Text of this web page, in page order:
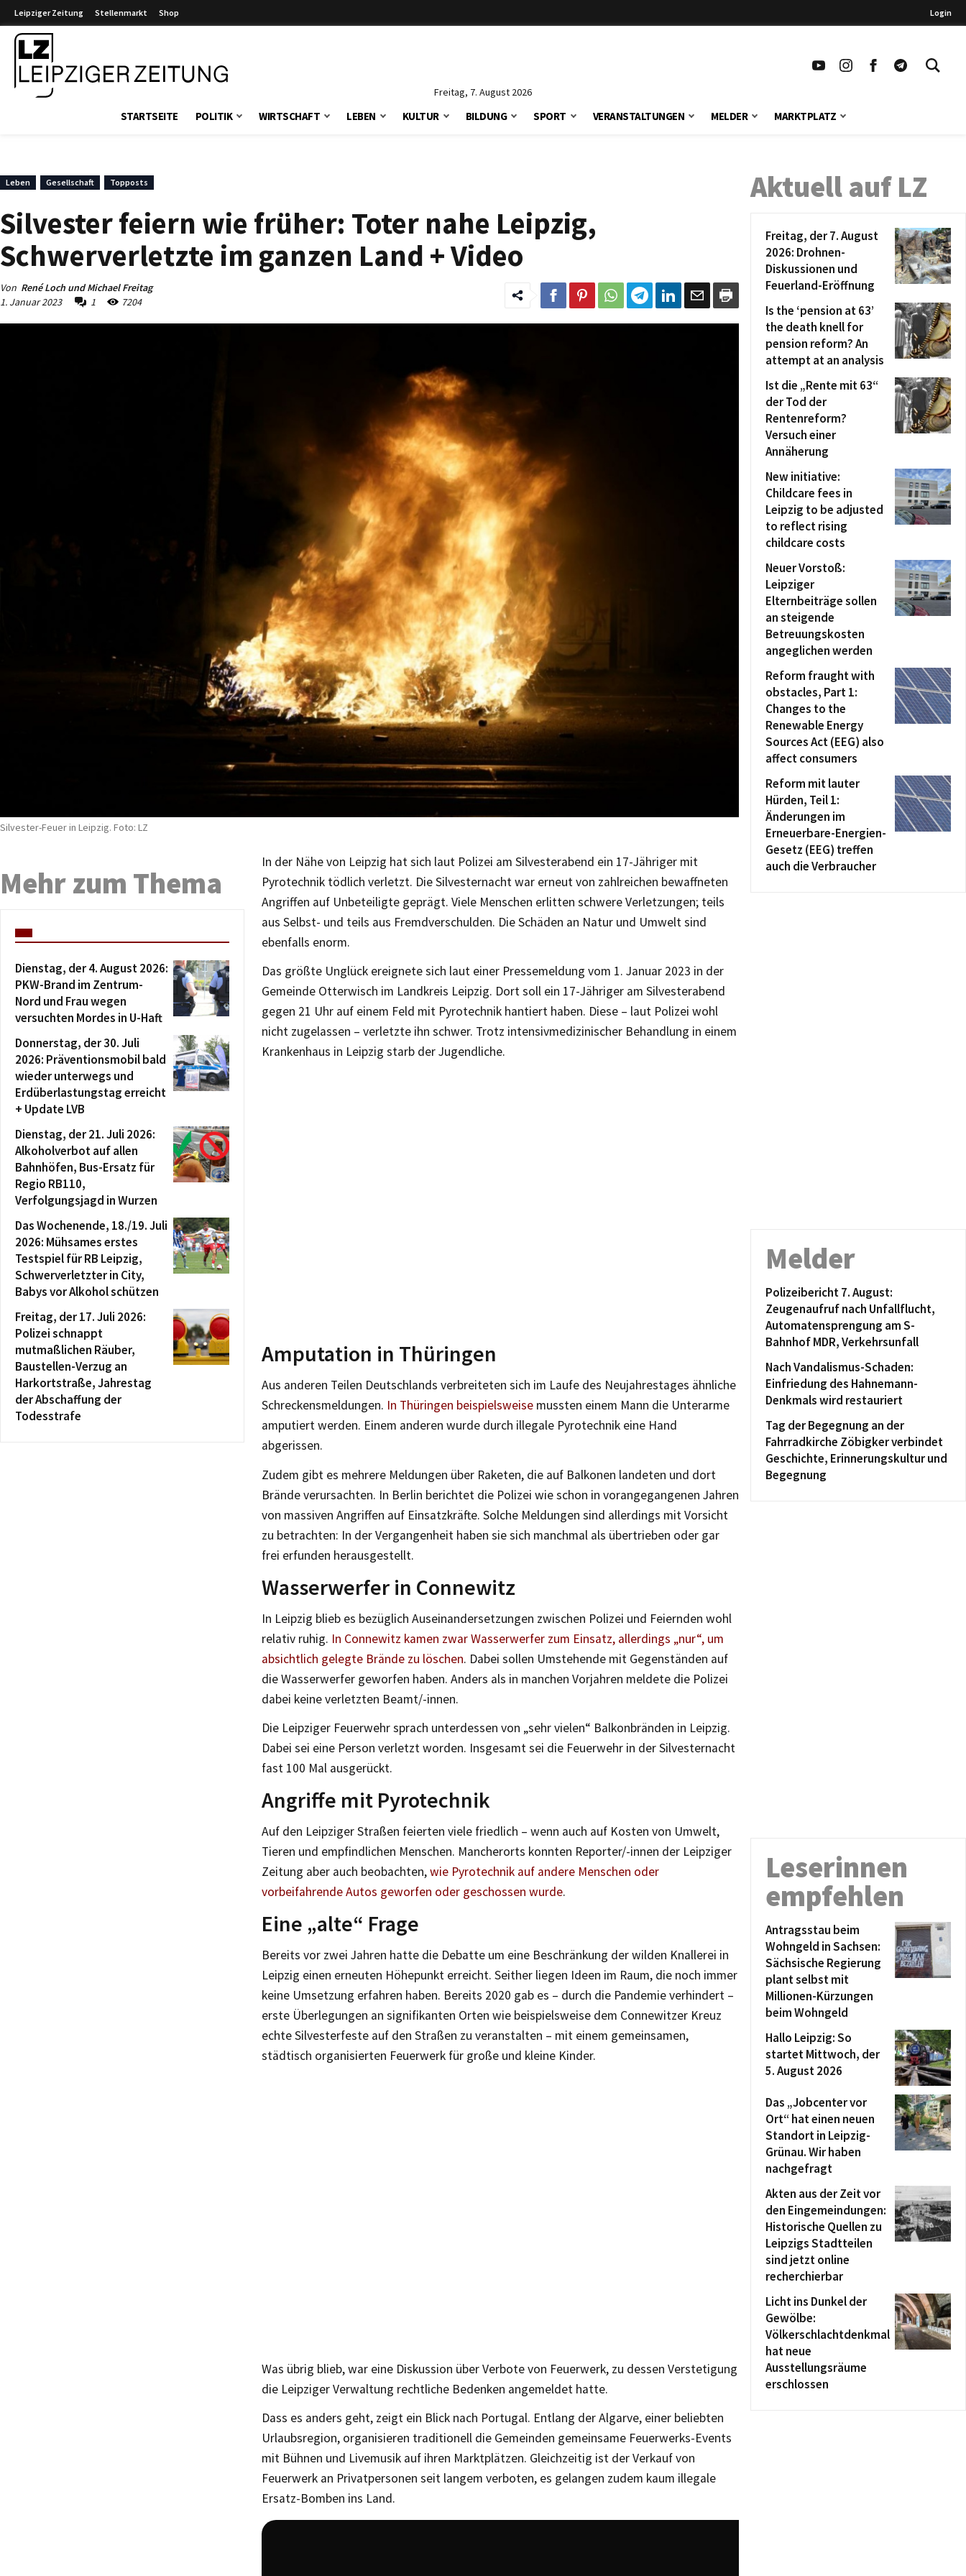
Leipziger Zeitung Stellenmarkt Shop Login
Freitag, 7. August 2026
STARTSEITE POLITIK WIRTSCHAFT LEBEN KULTUR BILDUNG SPORT VERANSTALTUNGEN MELDER MARKTPLATZ
Leben Gesellschaft Topposts
Silvester feiern wie früher: Toter nahe Leipzig,
Schwerverletzte im ganzen Land + Video
Von René Loch und Michael Freitag
1. Januar 2023
1 7204
Silvester-Feuer in Leipzig. Foto: LZ
In der Nähe von Leipzig hat sich laut Polizei am Silvesterabend ein 17-Jähriger mit
Pyrotechnik tödlich verletzt. Die Silvesternacht war erneut von zahlreichen bewaffneten
Angriffen auf Unbeteiligte geprägt. Viele Menschen erlitten schwere Verletzungen; teils
aus Selbst- und teils aus Fremdverschulden. Die Schäden an Natur und Umwelt sind
ebenfalls enorm.
Das größte Unglück ereignete sich laut einer Pressemeldung vom 1. Januar 2023 in der
Gemeinde Otterwisch im Landkreis Leipzig. Dort soll ein 17-Jähriger am Silvesterabend
gegen 21 Uhr auf einem Feld mit Pyrotechnik hantiert haben. Diese – laut Polizei wohl
nicht zugelassen – verletzte ihn schwer. Trotz intensivmedizinischer Behandlung in einem
Krankenhaus in Leipzig starb der Jugendliche.
Amputation in Thüringen
Aus anderen Teilen Deutschlands verbreiteten sich im Laufe des Neujahrestages ähnliche
Schreckensmeldungen. In Thüringen beispielsweise mussten einem Mann die Unterarme
amputiert werden. Einem anderen wurde durch illegale Pyrotechnik eine Hand
abgerissen.
Zudem gibt es mehrere Meldungen über Raketen, die auf Balkonen landeten und dort
Brände verursachten. In Berlin berichtet die Polizei wie schon in vorangegangenen Jahren
von massiven Angriffen auf Einsatzkräfte. Solche Meldungen sind allerdings mit Vorsicht
zu betrachten: In der Vergangenheit haben sie sich manchmal als übertrieben oder gar
frei erfunden herausgestellt.
Wasserwerfer in Connewitz
In Leipzig blieb es bezüglich Auseinandersetzungen zwischen Polizei und Feiernden wohl
relativ ruhig. In Connewitz kamen zwar Wasserwerfer zum Einsatz, allerdings „nur“, um
absichtlich gelegte Brände zu löschen. Dabei sollen Umstehende mit Gegenständen auf
die Wasserwerfer geworfen haben. Anders als in manchen Vorjahren meldete die Polizei
dabei keine verletzten Beamt/-innen.
Die Leipziger Feuerwehr sprach unterdessen von „sehr vielen“ Balkonbränden in Leipzig.
Dabei sei eine Person verletzt worden. Insgesamt sei die Feuerwehr in der Silvesternacht
fast 100 Mal ausgerückt.
Angriffe mit Pyrotechnik
Auf den Leipziger Straßen feierten viele friedlich – wenn auch auf Kosten von Umwelt,
Tieren und empfindlichen Menschen. Mancherorts konnten Reporter/-innen der Leipziger
Zeitung aber auch beobachten,wie Pyrotechnik auf andere Menschen oder
vorbeifahrende Autos geworfen oder geschossen wurde.
Eine „alte“ Frage
Bereits vor zwei Jahren hatte die Debatte um eine Beschränkung der wilden Knallerei in
Leipzig einen erneuten Höhepunkt erreicht. Seither liegen Ideen im Raum, die noch immer
keine Umsetzung erfahren haben. Bereits 2020 gab es – durch die Pandemie verhindert –
erste Überlegungen an signifikanten Orten wie beispielsweise dem Connewitzer Kreuz
echte Silvesterfeste auf den Straßen zu veranstalten – mit einem gemeinsamen,
städtisch organisierten Feuerwerk für große und kleine Kinder.
Was übrig blieb, war eine Diskussion über Verbote von Feuerwerk, zu dessen Verstetigung
die Leipziger Verwaltung rechtliche Bedenken angemeldet hatte.
Dass es anders geht, zeigt ein Blick nach Portugal. Entlang der Algarve, einer beliebten
Urlaubsregion, organisieren traditionell die Gemeinden gemeinsame Feuerwerks-Events
mit Bühnen und Livemusik auf ihren Marktplätzen. Gleichzeitig ist der Verkauf von
Feuerwerk an Privatpersonen seit langem verboten, es gelangen zudem kaum illegale
Ersatz-Bomben ins Land.
Mehr zum Thema
Dienstag, der 4. August 2026:
PKW-Brand im Zentrum-
Nord und Frau wegen
versuchten Mordes in U-Haft
Donnerstag, der 30. Juli
2026: Präventionsmobil bald
wieder unterwegs und
Erdüberlastungstag erreicht
+ Update LVB
Dienstag, der 21. Juli 2026:
Alkoholverbot auf allen
Bahnhöfen, Bus-Ersatz für
Regio RB110,
Verfolgungsjagd in Wurzen
Das Wochenende, 18./19. Juli
2026: Mühsames erstes
Testspiel für RB Leipzig,
Schwerverletzter in City,
Babys vor Alkohol schützen
Freitag, der 17. Juli 2026:
Polizei schnappt
mutmaßlichen Räuber,
Baustellen-Verzug an
Harkortstraße, Jahrestag
der Abschaffung der
Todesstrafe
Aktuell auf LZ
Freitag, der 7. August
2026: Drohnen-
Diskussionen und
Feuerland-Eröffnung
Is the ‘pension at 63’
the death knell for
pension reform? An
attempt at an analysis
Ist die „Rente mit 63“
der Tod der
Rentenreform?
Versuch einer
Annäherung
New initiative:
Childcare fees in
Leipzig to be adjusted
to reflect rising
childcare costs
Neuer Vorstoß:
Leipziger
Elternbeiträge sollen
an steigende
Betreuungskosten
angeglichen werden
Reform fraught with
obstacles, Part 1:
Changes to the
Renewable Energy
Sources Act (EEG) also
affect consumers
Reform mit lauter
Hürden, Teil 1:
Änderungen im
Erneuerbare-Energien-
Gesetz (EEG) treffen
auch die Verbraucher
Melder
Polizeibericht 7. August:
Zeugenaufruf nach Unfallflucht,
Automatensprengung am S-
Bahnhof MDR, Verkehrsunfall
Nach Vandalismus-Schaden:
Einfriedung des Hahnemann-
Denkmals wird restauriert
Tag der Begegnung an der
Fahrradkirche Zöbigker verbindet
Geschichte, Erinnerungskultur und
Begegnung
Leserinnen
empfehlen
Antragsstau beim
Wohngeld in Sachsen:
Sächsische Regierung
plant selbst mit
Millionen-Kürzungen
beim Wohngeld
Hallo Leipzig: So
startet Mittwoch, der
5. August 2026
Das „Jobcenter vor
Ort“ hat einen neuen
Standort in Leipzig-
Grünau. Wir haben
nachgefragt
Akten aus der Zeit vor
den Eingemeindungen:
Historische Quellen zu
Leipzigs Stadtteilen
sind jetzt online
recherchierbar
Licht ins Dunkel der
Gewölbe:
Völkerschlachtdenkmal
hat neue
Ausstellungsräume
erschlossen